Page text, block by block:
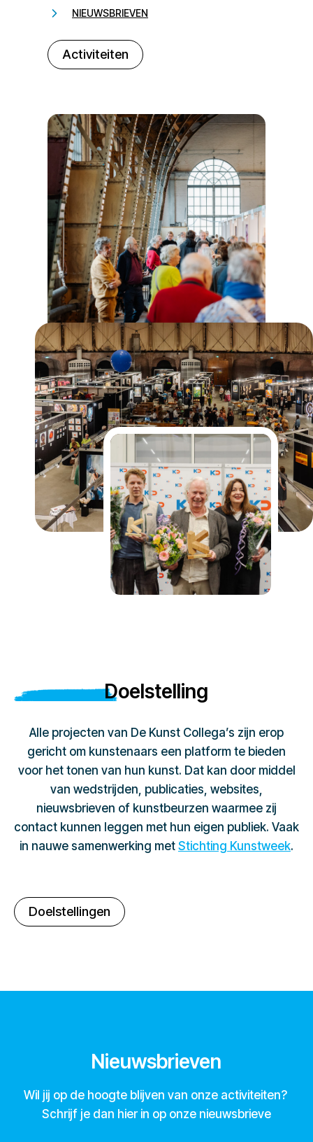
NIEUWSBRIEVEN
Activiteiten
232323
Doelstelling
Alle projecten van De Kunst Collega’s zijn erop
gericht om kunstenaars een platform te bieden
voor het tonen van hun kunst. Dat kan door middel
van wedstrijden, publicaties, websites,
nieuwsbrieven of kunstbeurzen waarmee zij
contact kunnen leggen met hun eigen publiek. Vaak
in nauwe samenwerking met Stichting Kunstweek.
Doelstellingen
Nieuwsbrieven
Wil jij op de hoogte blijven van onze activiteiten?
Schrijf je dan hier in op onze nieuwsbrieve